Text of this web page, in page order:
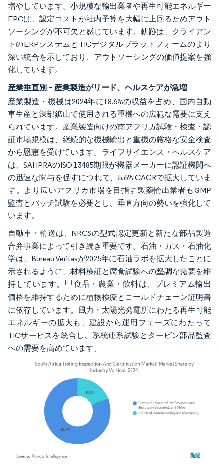
増やしています。小規模な輸出業者や再生可能エネルギー
EPCは、認定コストが社内予算を大幅に上回るためアウト
ソーシングが不可欠と感じています。軌跡は、クライアン
トのERPシステムとTICデジタルプラットフォームのより
深い統合を示しており、アウトソーシングの価値提案を強
化しています。
産業垂直別 – 産業製造がリード、ヘルスケアが急増
産業製造・機械は2024年に18.6%の収益を占め、国内自動
車生産と深部鉱山で使用される重機への広範な需要に支え
られています。産業製造向けの南アフリカ試験・検査・認
証市場規模は、継続的な機械輸出と重機の厳格な安全検査
から恩恵を受けています。ライフサイエンス・ヘルスケア
は、SAHPRAのISO 13485期限が機器メーカーに認証機関へ
の迅速な関与を促すにつれて、5.6% CAGRで拡大していま
す。より広いアフリカ市場を目指す製薬輸出業者もGMP
監査とバッチ試験を必要とし、垂直方向の勢いを強化して
います。
自動車・輸送は、NRCSの型式認定更新と新たな部品製造
合弁事業によって引き続き重要です。石油・ガス・石油化
学は、Bureau Veritasが2025年に石油ラボを拡大したことに
示されるように、材料検証と腐食試験への堅調な需要を維
持しています。 [1] 食品・農業・飲料は、プレミアム輸出
価格を維持するために植物検疫とコールドチェーン証明書
に依存しています。風力・太陽光発電所にわたる再生可能
エネルギーの拡大も、建設から運用フェーズにわたって
TICサービスを統合し、系統連系試験とタービン部品監査
への需要を高めています。